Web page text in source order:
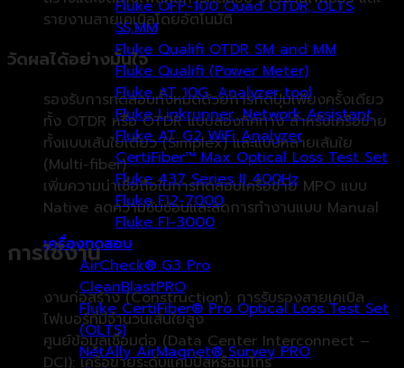
Fluke OFP-100 Quad OTDR, OLTS
SS,MM
Fluke Qualifi OTDR SM and MM
Fluke Qualifi (Power Meter)
Fluke AT 10G, Analyzer tool
Fluke Linkrunner ,Network Assistant
Fluke AT G2 WiFi Analyzer
CertiFiber™ Max Optical Loss Test Set
Fluke 437 Series II 400Hz
Fluke FI2-7000
Fluke FI-3000
เครื่องทดสอบ
AirCheck® G3 Pro
CleanBlastPRO
Fluke CertiFiber® Pro Optical Loss Test Set
(OLTS)
NetAlly AirMagnet® Survey PRO
รายงานสายเคเบิลโดยอัตโนมัติ
วัดผลได้อย่างมั่นใจ
รองรับการทดสอบทั้งหมดด้วยการกดปุ่มเพียงครั้งเดียว
ทั้ง OTDR หรือ OTDR แบบสองทิศทาง สำหรับเครือข่าย
ทั้งแบบเส้นใยเดี่ยว (Simplex) และแบบหลายเส้นใย
(Multi-fiber)
เพิ่มความน่าเชื่อถือในการทดสอบเครือข่าย MPO แบบ
Native ลดความซับซ้อนและลดการทำงานแบบ Manual
การใช้งาน
งานก่อสร้าง (Construction): การรับรองสายเคเบิล
ไฟเบอร์ที่มีจำนวนเส้นใยสูง
ศูนย์ข้อมูลเชื่อมต่อ (Data Center Interconnect –
DCI): เครือข่ายระดับแคมปัสหรือเมโทร